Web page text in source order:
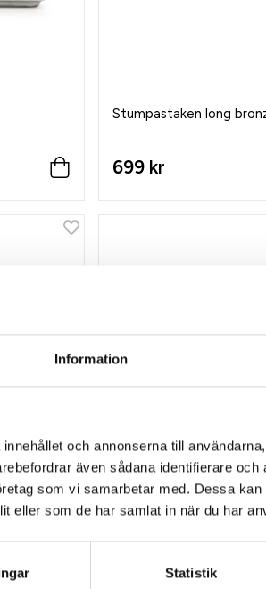
Information
och annonserna till
även sådana identifierare och
som vi samarbetar med. Dessa
eller som de har samlat in när du har
Statistik
Stumpastaken long
699 kr
Korkschale Long